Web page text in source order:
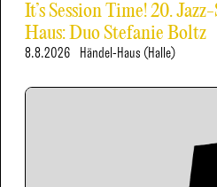
It’s Session Time! 20.
Haus: Duo Stefanie Boltz
8.8.2026 Händel-Haus (Halle)